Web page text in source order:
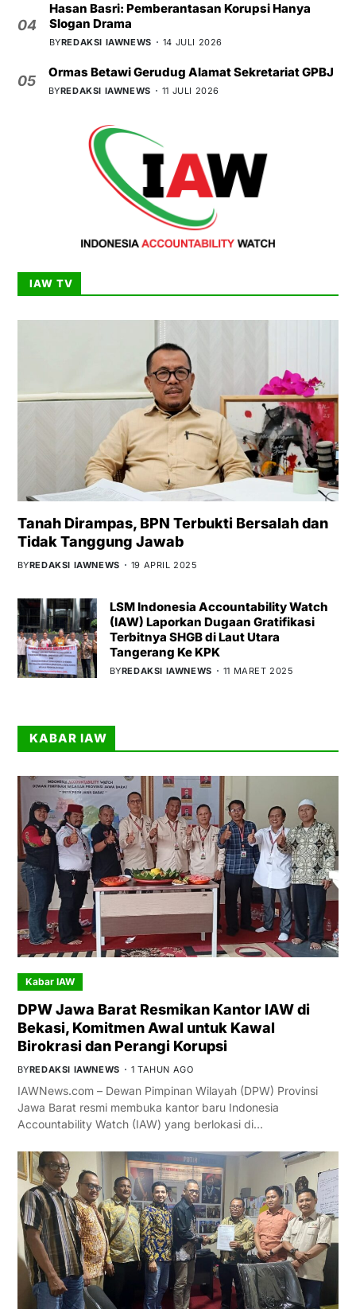
04
Hasan Basri: Pemberantasan Korupsi Hanya
Slogan Drama
BYREDAKSI IAWNEWS 14 JULI 2026
05
Ormas Betawi Gerudug Alamat Sekretariat GPBJ
BYREDAKSI IAWNEWS 11 JULI 2026
IAW TV
Tanah Dirampas, BPN Terbukti Bersalah dan
Tidak Tanggung Jawab
BYREDAKSI IAWNEWS 19 APRIL 2025
LSM Indonesia Accountability Watch
(IAW) Laporkan Dugaan Gratifikasi
Terbitnya SHGB di Laut Utara
Tangerang Ke KPK
BYREDAKSI IAWNEWS 11 MARET 2025
KABAR IAW
Kabar IAW
DPW Jawa Barat Resmikan Kantor IAW di
Bekasi, Komitmen Awal untuk Kawal
Birokrasi dan Perangi Korupsi
BYREDAKSI IAWNEWS 1 TAHUN AGO
IAWNews.com – Dewan Pimpinan Wilayah (DPW) Provinsi
Jawa Barat resmi membuka kantor baru Indonesia
Accountability Watch (IAW) yang berlokasi di…